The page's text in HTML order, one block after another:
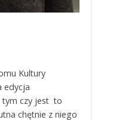
Kultury
edycja
tym czy jest to
chętnie z niego